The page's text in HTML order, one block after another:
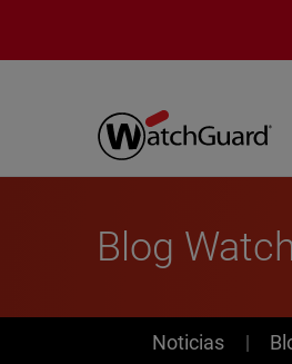
Blog
News
Noticias